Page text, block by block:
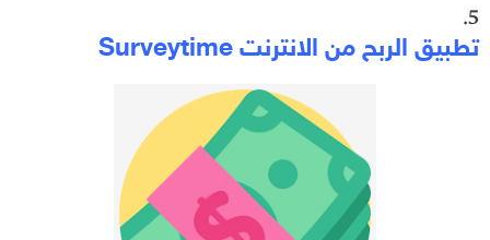
5.
تطبيق الربح من الانترنت Surveytime